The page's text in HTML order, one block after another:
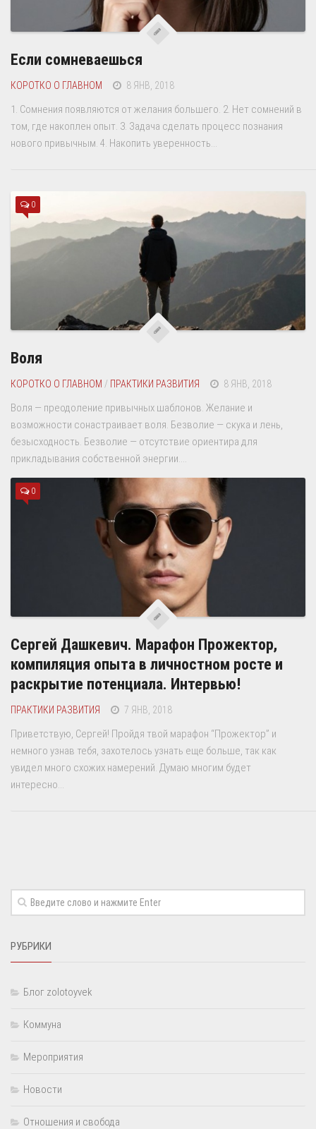
Если сомневаешься
КОРОТКО О ГЛАВНОМ 8 ЯНВ, 2018
1. Сомнения появляются от желания большего. 2. Нет сомнений в
том, где накоплен опыт. 3. Задача сделать процесс познания
нового привычным. 4. Накопить уверенность...
0
Воля
КОРОТКО О ГЛАВНОМ / ПРАКТИКИ РАЗВИТИЯ 8 ЯНВ, 2018
Воля — преодоление привычных шаблонов. Желание и
возможности сонастраивает воля. Безволие — скука и лень,
безысходность. Безволие — отсутствие ориентира для
прикладывания собственной энергии....
0
Сергей Дашкевич. Марафон Прожектор,
компиляция опыта в личностном росте и
раскрытие потенциала. Интервью!
ПРАКТИКИ РАЗВИТИЯ 7 ЯНВ, 2018
Приветствую, Сергей! Пройдя твой марафон “Прожектор” и
немного узнав тебя, захотелось узнать еще больше, так как
увидел много схожих намерений. Думаю многим будет
интересно...
РУБРИКИ
Блог zolotoyvek
Коммуна
Мероприятия
Новости
Отношения и свобода